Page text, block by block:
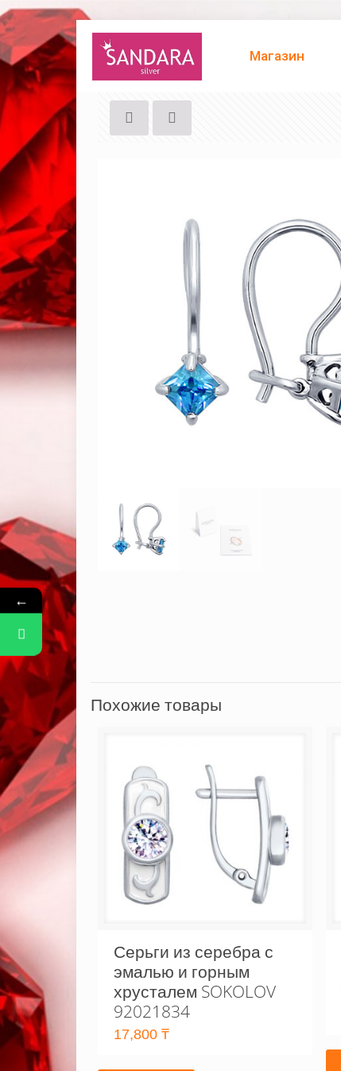
Магазин
Похожие товары
Серьги из серебра с
эмалью и горным
хрусталем SOKOLOV
92021834
17,800 ₸
←